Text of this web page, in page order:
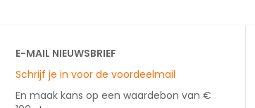
E-MAIL NIEUWSBRIEF
Schrijf je in voor de voordeelmail
En maak kans op een waardebon van €